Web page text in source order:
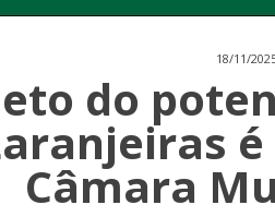
18/11/
do
Câmara